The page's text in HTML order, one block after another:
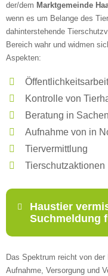
der/dem Marktgemeinde
wenn es um Belange des
dahinterstehende
Bereich wahr und widmen
Aspekten:
Kontrolle von
Beratung in
Aufnahme von in
Tiervermittlung
Tierschutzaktionen
Haustier
Suchmeldung
Name*
Das Spektrum reicht von
Aufnahme, Versorgung und